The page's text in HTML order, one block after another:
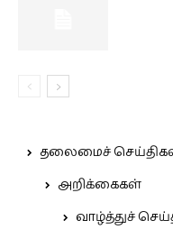
தலைமைச்
அறிக்கைகள்
வாழ்த்துச்